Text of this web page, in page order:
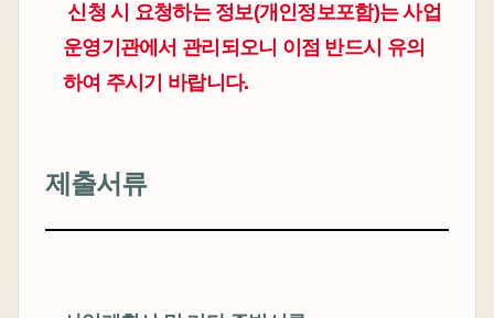
신청 시 요청하는 정보(개인정보포함)는 사업
운영기관에서 관리되오니 이점 반드시 유의
하여 주시기 바랍니다.
제출서류